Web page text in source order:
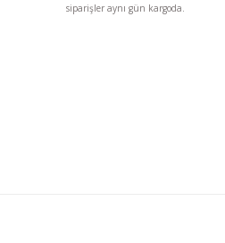
siparişler aynı gün kargoda.